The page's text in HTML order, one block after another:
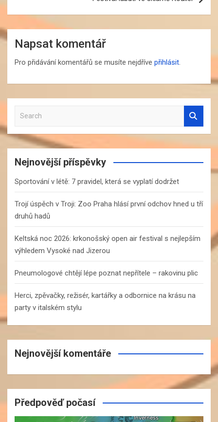
Napsat komentář
Pro přidávání komentářů se musíte nejdříve přihlásit.
a
r
c
Nejnovější příspěvky
Sportování v létě: 7 pravidel, která se vyplatí dodržet
Trojí úspěch v Troji: Zoo Praha hlásí první odchov hned u tří
druhů hadů
Keltská noc 2026: krkonošský open air festival s nejlepším
výhledem Vysoké nad Jizerou
Pneumologové chtějí lépe poznat nepřítele – rakovinu plic
Herci, zpěvačky, režisér, kartářky a odbornice na krásu na
party v italském stylu
Nejnovější komentáře
Předpověď počasí